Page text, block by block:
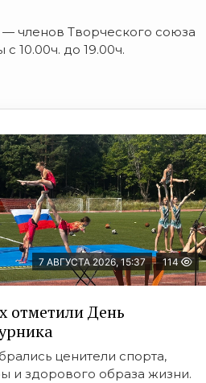
— членов Творческого союза
10.00ч. до 19.00ч.
7 АВГУСТА 2026, 15:37 114
отметили День
ценители спорта,
и здорового образа жизни.